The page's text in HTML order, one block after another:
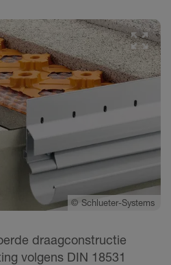
© Schlueter-Systems
draagconstructie
volgens DIN 18531